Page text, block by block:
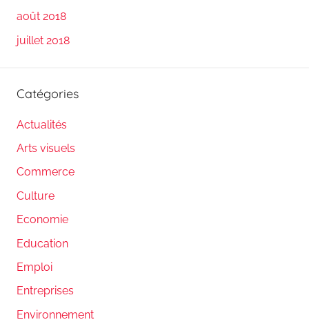
août 2018
juillet 2018
Catégories
Actualités
Arts visuels
Commerce
Culture
Economie
Education
Emploi
Entreprises
Environnement